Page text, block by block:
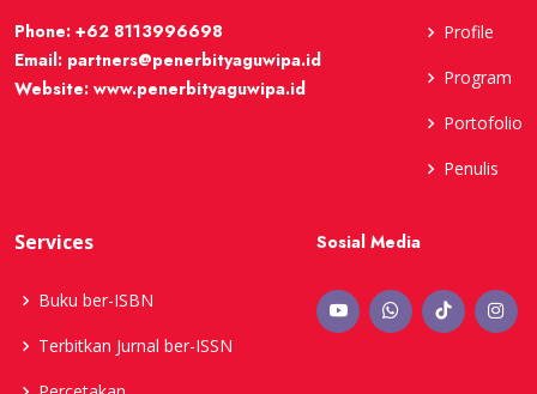
Phone: +62 8113996698
Email: partners@penerbityaguwipa.id
Website: www.penerbityaguwipa.id
Profile
Program
Portofolio
Penulis
Services
Buku ber-ISBN
Terbitkan Jurnal ber-ISSN
Sosial Media